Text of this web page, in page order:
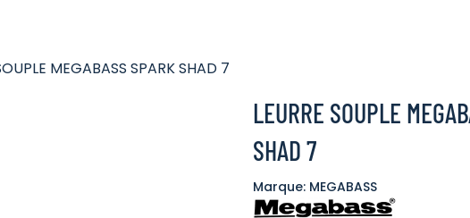
MEGABASS SPARK SHAD 7
LEURRE SOUPLE
SHAD 7
Marque: MEGABASS